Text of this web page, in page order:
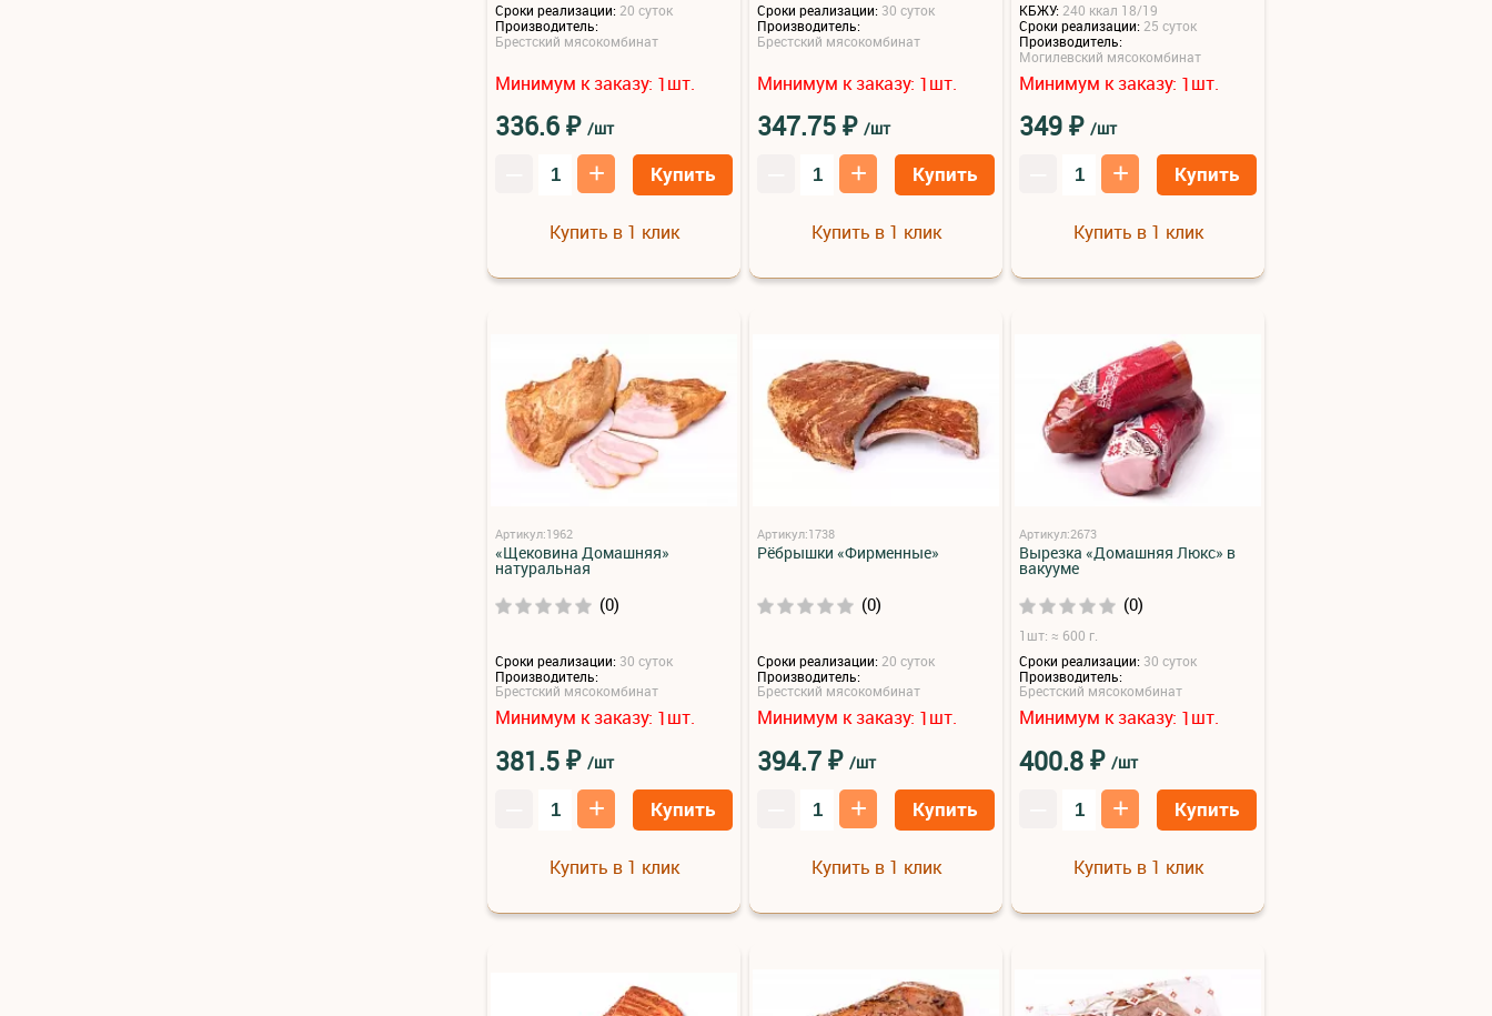
Сроки реализации:20 суток
Производитель:
Брестский мясокомбинат
Минимум к заказу: 1шт.
336.6₽ /шт
+ Купить
Купить в 1 клик
Сроки реализации: 30 суток
Производитель:
Брестский мясокомбинат
Минимум к заказу: 1шт.
347.75₽ /шт
+ Купить
Купить в 1 клик
КБЖУ:240 ккал 18/19
Сроки реализации: 25 суток
Производитель:
Могилевский мясокомбинат
Минимум к заказу: 1шт.
349₽ /шт
+ Купить
Купить в 1 клик
Артикул:1962
«Щековина Домашняя»
натуральная
(0)
Сроки реализации: 30 суток
Производитель:
Брестский мясокомбинат
Минимум к заказу: 1шт.
381.5₽ /шт
+ Купить
Купить в 1 клик
Артикул:1738
Рёбрышки «Фирменные»
(0)
Сроки реализации: 20 суток
Производитель:
Брестский мясокомбинат
Минимум к заказу: 1шт.
394.7₽ /шт
+ Купить
Купить в 1 клик
Артикул:2673
Вырезка «Домашняя Люкс» в
вакууме
(0)
1шт: ≈ 600 г.
Сроки реализации: 30 суток
Производитель:
Брестский мясокомбинат
Минимум к заказу: 1шт.
400.8₽ /шт
+ Купить
Купить в 1 клик